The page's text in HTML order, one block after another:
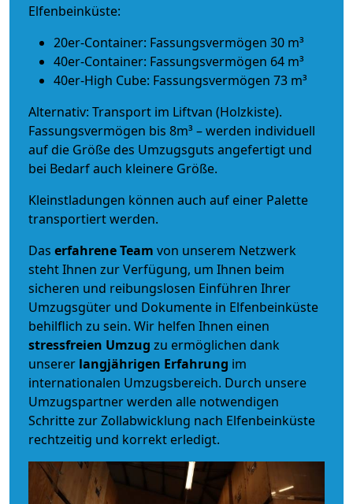
Elfenbeinküste:
20er-Container: Fassungsvermögen 30 m³
40er-Container: Fassungsvermögen 64 m³
40er-High Cube: Fassungsvermögen 73 m³
Alternativ: Transport im Liftvan (Holzkiste).
Fassungsvermögen bis 8m³ – werden individuell
auf die Größe des Umzugsguts angefertigt und
bei Bedarf auch kleinere Größe.
Kleinstladungen können auch auf einer Palette
transportiert werden.
Das erfahrene Team von unserem Netzwerk
steht Ihnen zur Verfügung, um Ihnen beim
sicheren und reibungslosen Einführen Ihrer
Umzugsgüter und Dokumente in Elfenbeinküste
behilflich zu sein. Wir helfen Ihnen einen
stressfreien Umzug zu ermöglichen dank
unserer langjährigen Erfahrung im
internationalen Umzugsbereich. Durch unsere
Umzugspartner werden alle notwendigen
Schritte zur Zollabwicklung nach Elfenbeinküste
rechtzeitig und korrekt erledigt.